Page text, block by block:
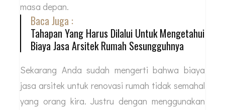
masa depan.
Baca Juga :
Tahapan Yang Harus Dilalui Untuk Mengetahui
Biaya Jasa Arsitek Rumah Sesungguhnya
Sekarang Anda sudah mengerti bahwa biaya
jasa arsitek untuk renovasi rumah tidak semahal
yang orang kira. Justru dengan menggunakan